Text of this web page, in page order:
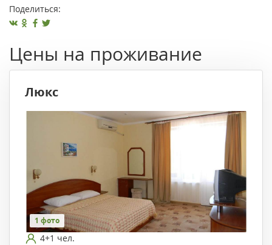
Поделиться:
Цены на проживание
Люкс
1 фото
4+1 чел.